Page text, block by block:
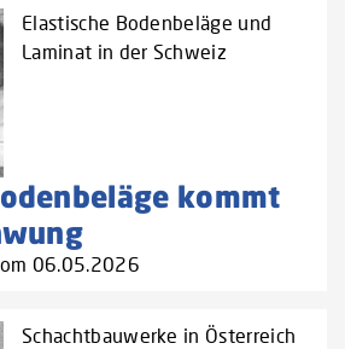
Elastische Bodenbeläge und
Laminat in der Schweiz
kommt
06.05.2026
Schachtbauwerke in Österreich